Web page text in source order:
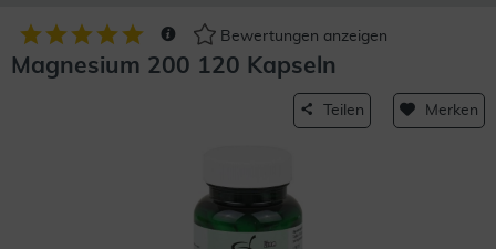
Bewertungen anzeigen
Magnesium 200 120 Kapseln
Teilen Merken